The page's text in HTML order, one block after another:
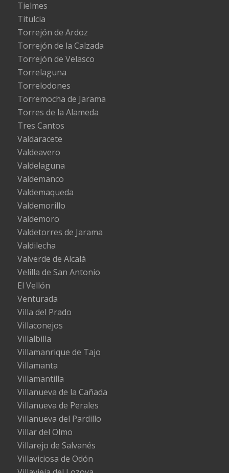
Tielmes
Titulcia
Torrejón de Ardoz
Torrejón de la Calzada
Torrejón de Velasco
Torrelaguna
Torrelodones
Torremocha de Jarama
Torres de la Alameda
Tres Cantos
Valdaracete
Valdeavero
Valdelaguna
Valdemanco
Valdemaqueda
Valdemorillo
Valdemoro
Valdetorres de Jarama
Valdilecha
Valverde de Alcalá
Velilla de San Antonio
El Vellón
Venturada
Villa del Prado
Villaconejos
Villalbilla
Villamanrique de Tajo
Villamanta
Villamantilla
Villanueva de la Cañada
Villanueva de Perales
Villanueva del Pardillo
Villar del Olmo
Villarejo de Salvanés
Villaviciosa de Odón